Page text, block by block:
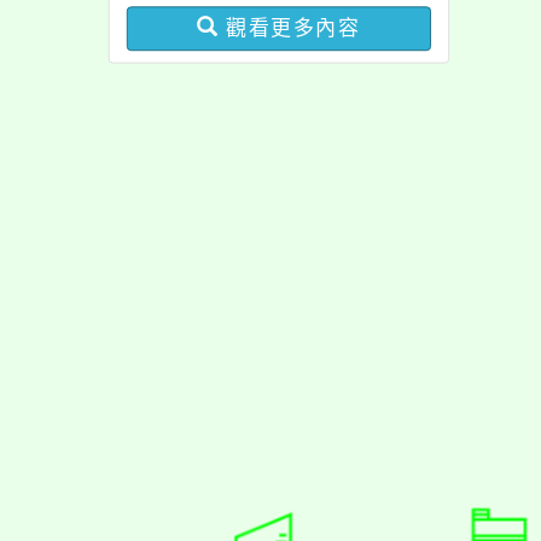
分析基礎認證課程，歡迎
學生輔導中心人員，以及
觀看更多內容
網站設計：